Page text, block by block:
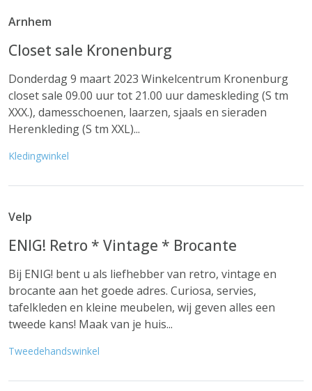
Arnhem
Closet sale Kronenburg
Donderdag 9 maart 2023 Winkelcentrum Kronenburg
closet sale 09.00 uur tot 21.00 uur dameskleding (S tm
XXX.), damesschoenen, laarzen, sjaals en sieraden
Herenkleding (S tm XXL)...
Kledingwinkel
Velp
ENIG! Retro * Vintage * Brocante
Bij ENIG! bent u als liefhebber van retro, vintage en
brocante aan het goede adres. Curiosa, servies,
tafelkleden en kleine meubelen, wij geven alles een
tweede kans! Maak van je huis...
Tweedehandswinkel